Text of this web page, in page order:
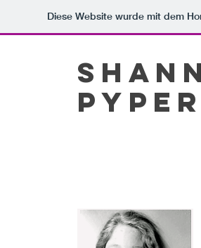
Diese Website wurde mit dem
Pyper